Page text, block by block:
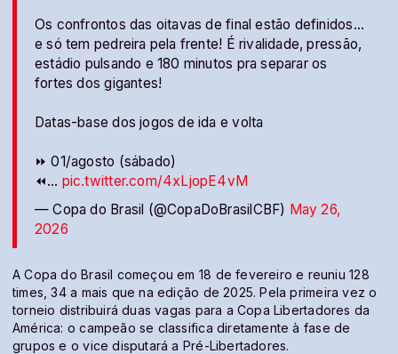
Os confrontos das oitavas de final estão definidos…
e só tem pedreira pela frente! É rivalidade, pressão,
estádio pulsando e 180 minutos pra separar os
fortes dos gigantes!
Datas-base dos jogos de ida e volta
⏩ 01/agosto (sábado)
⏪… pic.twitter.com/4xLjopE4vM
— Copa do Brasil (@CopaDoBrasilCBF) May 26,
2026
A Copa do Brasil começou em 18 de fevereiro e reuniu 128
times, 34 a mais que na edição de 2025. Pela primeira vez o
torneio distribuirá duas vagas para a Copa Libertadores da
América: o campeão se classifica diretamente à fase de
grupos e o vice disputará a Pré-Libertadores.